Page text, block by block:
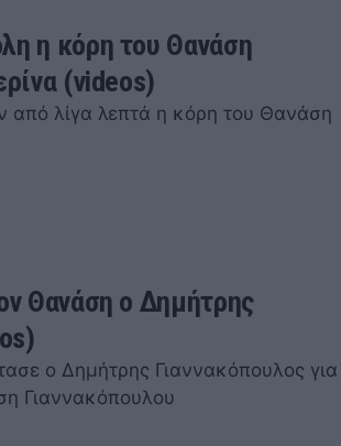
η κόρη του Θανάση
(videos)
από λίγα λεπτά η κόρη του Θανάση
Θανάση ο Δημήτρης
ο Δημήτρης Γιαννακόπουλος
Γιαννακόπουλου